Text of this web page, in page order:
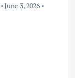
June 3, 2026